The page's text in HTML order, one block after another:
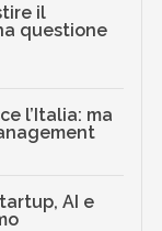
il
questione
l’Italia: ma
AI e